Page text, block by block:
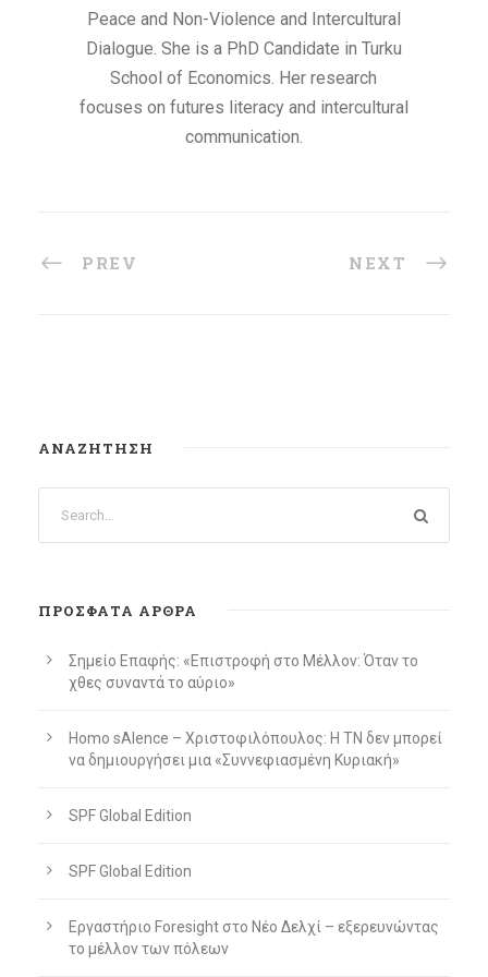
Peace and Non-Violence and Intercultural
Dialogue. She is a PhD Candidate in Turku
School of Economics. Her research
focuses on futures literacy and intercultural
communication.
PREV NEXT
ΑΝΑΖΉΤΗΣΗ
ΠΡΌΣΦΑΤΑ ΆΡΘΡΑ
Σημείο Επαφής: «Επιστροφή στο Μέλλον: Όταν το
χθες συναντά το αύριο»
Homo sAIence – Χριστοφιλόπουλος: Η ΤΝ δεν μπορεί
να δημιουργήσει μια «Συννεφιασμένη Κυριακή»
SPF Global Edition
SPF Global Edition
Εργαστήριο Foresight στο Νέο Δελχί – εξερευνώντας
το μέλλον των πόλεων